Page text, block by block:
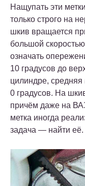
Нащупать эти
только строго на
шкив вращается
большой
означать
10 градусов до
цилиндре, средняя
0 градусов. На
причём даже на
метка иногда
задача — найти её.